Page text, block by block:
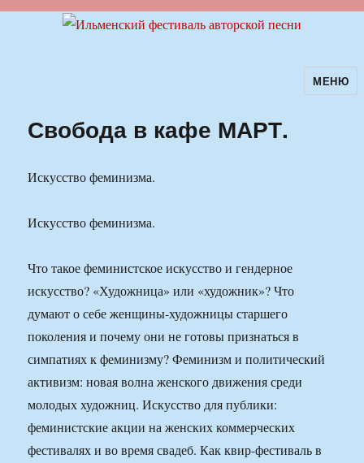
Ильменский фестиваль авторскойМЕНЮ
Свобода в кафе МАРТ.
Искусство феминизма.
Искусство феминизма.
Что такое феминистское искусство и гендерное
искусство? «Художница» или «художник»? Что
думают о себе женщины-художницы старшего
поколения и почему они не готовы признаться в
симпатиях к феминизму? Феминизм и политический
активизм: новая волна женского движения среди
молодых художниц. Искусство для публики:
феминистские акции на женских коммерческих
фестивалях и во время свадеб. Как квир-фестиваль в